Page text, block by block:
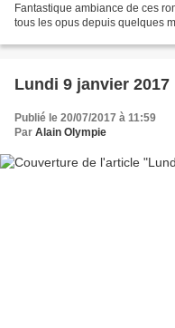
Fantastique ambiance de ces
tous les opus depuis quelques
Lundi 9 janvier 2017
Publié le 20/07/2017 à 11:59
Par Alain Olympie